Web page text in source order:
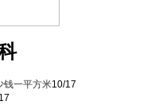
钱一平方米10/17